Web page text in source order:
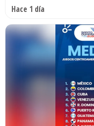
Hace 1 día